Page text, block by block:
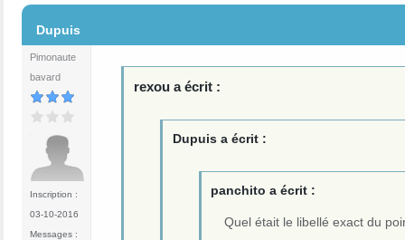
Dupuis
Pimonaute
bavard
Inscription :
03-10-2016
Messages :
rexou a écrit :
Dupuis a écrit :
panchito a écrit :
Quel était le libellé exact du